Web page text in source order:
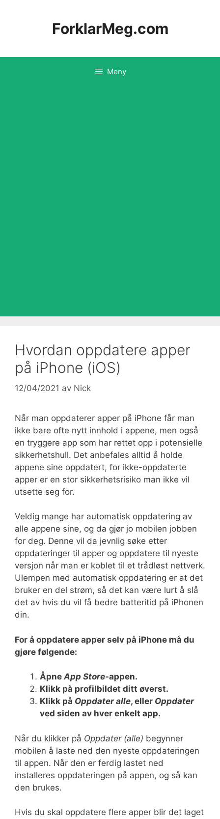
ForklarMeg.com
Meny
Hvordan oppdatere apper
på iPhone (iOS)
12/04/2021 av Nick
Når man oppdaterer apper på iPhone får man
ikke bare ofte nytt innhold i appene, men også
en tryggere app som har rettet opp i potensielle
sikkerhetshull. Det anbefales alltid å holde
appene sine oppdatert, for ikke-oppdaterte
apper er en stor sikkerhetsrisiko man ikke vil
utsette seg for.
Veldig mange har automatisk oppdatering av
alle appene sine, og da gjør jo mobilen jobben
for deg. Denne vil da jevnlig søke etter
oppdateringer til apper og oppdatere til nyeste
versjon når man er koblet til et trådløst nettverk.
Ulempen med automatisk oppdatering er at det
bruker en del strøm, så det kan være lurt å slå
det av hvis du vil få bedre batteritid på iPhonen
din.
For å oppdatere apper selv på iPhone må du
gjøre følgende:
ÅpneApp Store-appen.
Klikk på profilbildet ditt øverst.
Klikk på Oppdater alle, eller Oppdater
ved siden av hver enkelt app.
Når du klikker på Oppdater (alle) begynner
mobilen å laste ned den nyeste oppdateringen
til appen. Når den er ferdig lastet ned
installeres oppdateringen på appen, og så kan
den brukes.
Hvis du skal oppdatere flere apper blir det laget